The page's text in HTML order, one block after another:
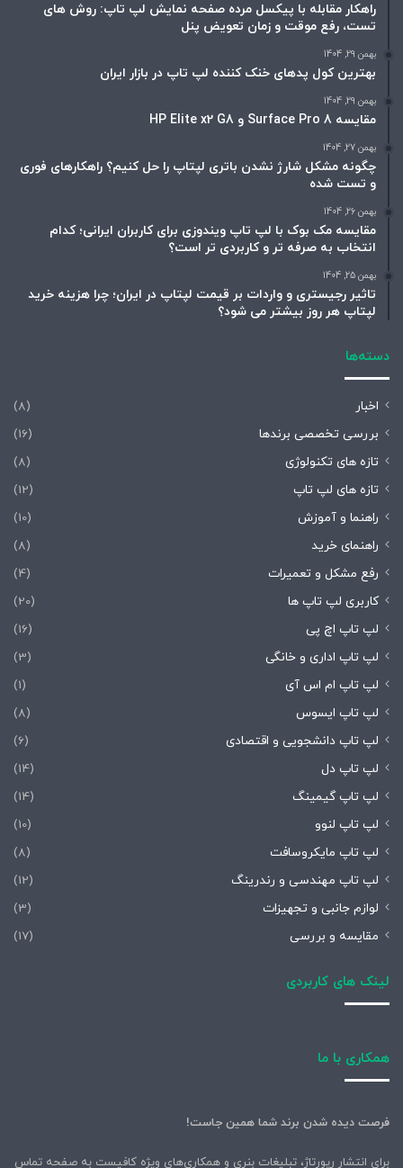
راهکار مقابله با پیکسل مرده صفحه نمایش لپ تاپ: روش های
تست، رفع موقت و زمان تعویض پنل
بهمن 29, 1404
بهترین کول پدهای خنک کننده لپ تاپ در بازار ایران
بهمن 29, 1404
مقایسه Surface Pro 8 و HP Elite x2 G8
بهمن 27, 1404
چگونه مشکل شارژ نشدن باتری لپتاپ را حل کنیم؟ راهکارهای فوری
و تست شده
بهمن 26, 1404
مقایسه مک بوک با لپ تاپ ویندوزی برای کاربران ایرانی؛ کدام
انتخاب به صرفه تر و کاربردی تر است؟
بهمن 25, 1404
تاثیر رجیستری و واردات بر قیمت لپتاپ در ایران؛ چرا هزینه خرید
لپتاپ هر روز بیشتر می شود؟
دسته‌ها
اخبار
(8)
بررسی تخصصی برندها
(16)
تازه های تکنولوژی
(8)
تازه های لپ تاپ
(12)
راهنما و آموزش
(10)
راهنمای خرید
(8)
رفع مشکل و تعمیرات
(4)
کاربری لپ تاپ ها
(20)
لپ تاپ اچ پی
(16)
لپ تاپ اداری و خانگی
(3)
لپ تاپ ام اس آی
(1)
لپ تاپ ایسوس
(8)
لپ تاپ دانشجویی و اقتصادی
(6)
لپ تاپ دل
(14)
لپ تاپ گیمینگ
(14)
لپ تاپ لنوو
(10)
لپ تاپ مایکروسافت
(8)
لپ تاپ مهندسی و رندرینگ
(12)
لوازم جانبی و تجهیزات
(3)
مقایسه و بررسی
(17)
لینک های کاربردی
همکاری با ما
فرصت دیده شدن برند شما همین جاست!
برای انتشار رپورتاژ، تبلیغات بنری و همکاری‌های ویژه کافیست به صفحه تماس